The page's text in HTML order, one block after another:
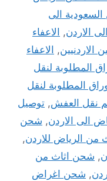
الى
الاردن,
الاعفاء
الاردنيين,
الاعفاء
المطلوبة لنقل
المطلوبة لنقل
نقل العفش, توصيل
الى الاردن, شحن
من الرياض للاردن,
, شحن اثاث من
, شحن اغراض